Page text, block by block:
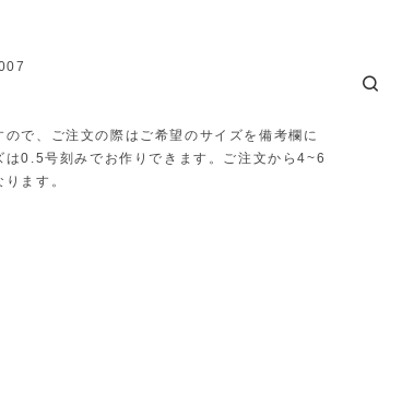
で、ご注文の際はご希望のサイズを備考欄に
は0.5号刻みでお作りできます。ご注文から4~6
ます。